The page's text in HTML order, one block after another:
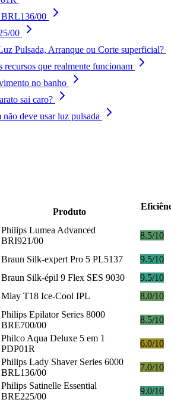
BRL136/00
00
Pulsada, Arranque ou Corte superficial?
que realmente funcionam
no banho
sai caro?
deve usar luz pulsada
Produto
Philips Lumea Advanced
BRI921/00
8.5/10
Braun Silk-expert Pro 5 PL5137 9.5/10
Braun Silk-épil 9 Flex SES 9030 9.5/10
Mlay T18 Ice-Cool IPL 8.0/10
Philips Epilator Series 8000
BRE700/00
8.5/10
Philco Aqua Deluxe 5 em 1
PDP01R
6.0/10
Philips Lady Shaver Series 6000
BRL136/00
7.0/10
Philips Satinelle Essential
BRE225/00
9.0/10